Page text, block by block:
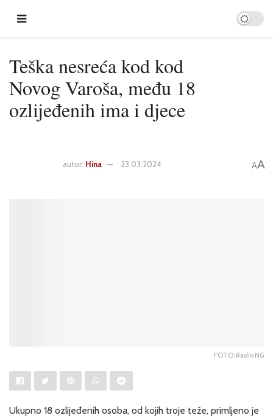
Teška nesreća kod kod
Novog Varoša, među 18
ozlijeđenih ima i djece
autor: Hina 23.03.2024 AA
FOTO: Radio NG
Ukupno 18 ozlijeđenih osoba, od kojih troje teže, primljeno je